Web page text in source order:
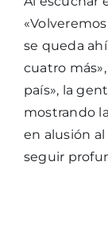
se queda
cuatro
país», la
mostrando
en alusión
seguir